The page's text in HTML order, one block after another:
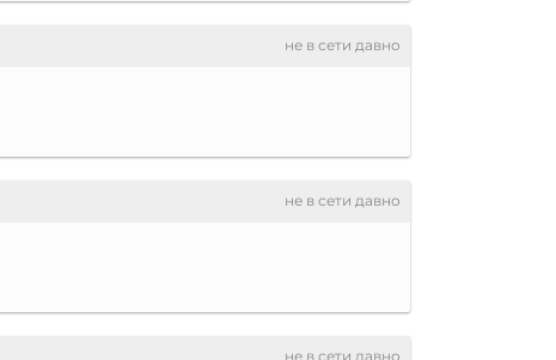
не в сети давно
не в сети давно
не в сети давно